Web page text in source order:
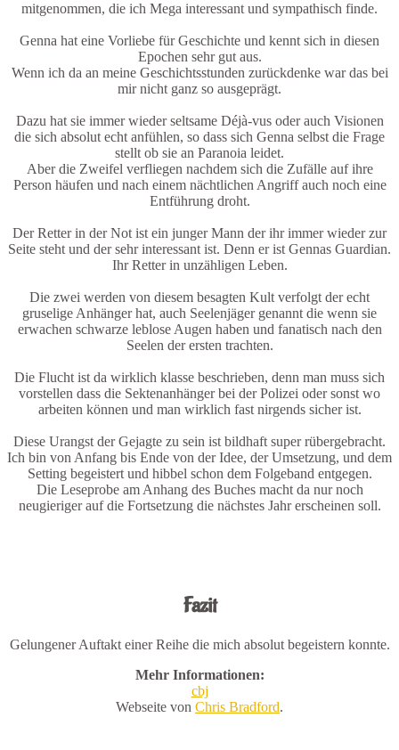
mitgenommen, die ich Mega interessant und sympathisch finde.
Genna hat eine Vorliebe für Geschichte und kennt sich in diesen
Epochen sehr gut aus.
Wenn ich da an meine Geschichtsstunden zurückdenke war das bei
mir nicht ganz so ausgeprägt.
Dazu hat sie immer wieder seltsame Déjà-vus oder auch Visionen
die sich absolut echt anfühlen, so dass sich Genna selbst die Frage
stellt ob sie an Paranoia leidet.
Aber die Zweifel verfliegen nachdem sich die Zufälle auf ihre
Person häufen und nach einem nächtlichen Angriff auch noch eine
Entführung droht.
Der Retter in der Not ist ein junger Mann der ihr immer wieder zur
Seite steht und der sehr interessant ist. Denn er ist Gennas Guardian.
Ihr Retter in unzähligen Leben.
Die zwei werden von diesem besagten Kult verfolgt der echt
gruselige Anhänger hat, auch Seelenjäger genannt die wenn sie
erwachen schwarze leblose Augen haben und fanatisch nach den
Seelen der ersten trachten.
Die Flucht ist da wirklich klasse beschrieben, denn man muss sich
vorstellen dass die Sektenanhänger bei der Polizei oder sonst wo
arbeiten können und man wirklich fast nirgends sicher ist.
Diese Urangst der Gejagte zu sein ist bildhaft super rübergebracht.
Ich bin von Anfang bis Ende von der Idee, der Umsetzung, und dem
Setting begeistert und hibbel schon dem Folgeband entgegen.
Die Leseprobe am Anhang des Buches macht da nur noch
neugieriger auf die Fortsetzung die nächstes Jahr erscheinen soll.
Fazit
Gelungener Auftakt einer Reihe die mich absolut begeistern konnte.
Mehr Informationen:
cbj
Webseite von Chris Bradford.